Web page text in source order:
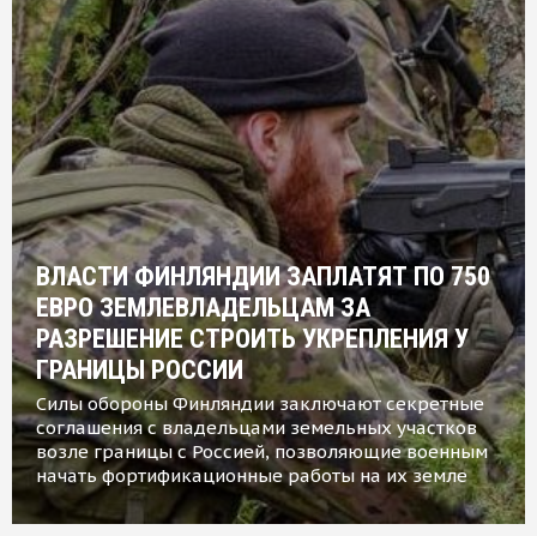
ВЛАСТИ ФИНЛЯНДИИ ЗАПЛАТЯТ ПО 750
ЕВРО ЗЕМЛЕВЛАДЕЛЬЦАМ ЗА
РАЗРЕШЕНИЕ СТРОИТЬ УКРЕПЛЕНИЯ У
ГРАНИЦЫ РОССИИ
Силы обороны Финляндии заключают секретные
соглашения с владельцами земельных участков
возле границы с Россией, позволяющие военным
начать фортификационные работы на их земле